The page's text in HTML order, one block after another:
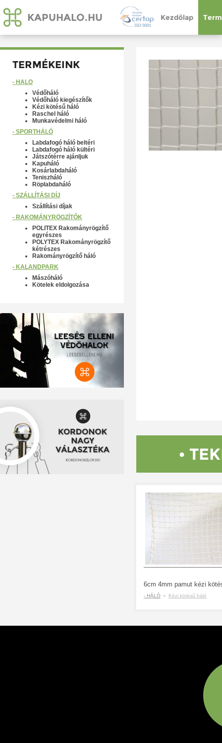
KAPUHALO.HU Kezdőlap
TERMÉKEINK
- HÁLÓ
Védőháló
Védőháló kiegészítők
Kézi kötésű háló
Raschel háló
Munkavédelmi háló
- SPORTHÁLÓ
Labdafogó háló beltéri
Labdafogó háló kültéri
Játszótérre ajánljuk
Kapuháló
Kosárlabdaháló
Teniszháló
Röplabdaháló
- SZÁLLÍTÁSI DÍJ
Szállítási díjak
- RAKOMÁNYRÖGZÍTŐK
POLITEX Rakományrögzítő
egyrészes
POLYTEX Rakományrögzítő
kétrészes
Rakományrögzítő háló
- KALANDPARK
Mászóháló
Kötelek eldolgozása
•
6cm 4mm pamut kézi
- HÁLÓ » Kézi kötésű háló